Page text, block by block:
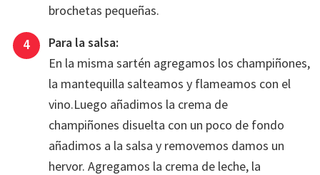
brochetas pequeñas.
Para la salsa:
En la misma sartén agregamos los champiñones,
la mantequilla salteamos y flameamos con el
vino.Luego añadimos la crema de
champiñones disuelta con un poco de fondo
añadimos a la salsa y removemos damos un
hervor. Agregamos la crema de leche, la